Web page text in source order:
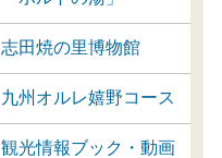
志田焼の里博物館
九州オルレ嬉野コース
観光情報ブック・動画